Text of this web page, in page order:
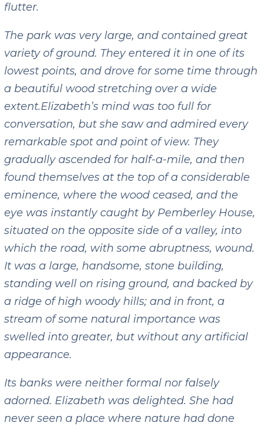
flutter.
The park was very large, and contained great
variety of ground. They entered it in one of its
lowest points, and drove for some time through
a beautiful wood stretching over a wide
extent.Elizabeth’s mind was too full for
conversation, but she saw and admired every
remarkable spot and point of view. They
gradually ascended for half-a-mile, and then
found themselves at the top of a considerable
eminence, where the wood ceased, and the
eye was instantly caught by Pemberley House,
situated on the opposite side of a valley, into
which the road, with some abruptness, wound.
It was a large, handsome, stone building,
standing well on rising ground, and backed by
a ridge of high woody hills; and in front, a
stream of some natural importance was
swelled into greater, but without any artificial
appearance.
Its banks were neither formal nor falsely
adorned. Elizabeth was delighted. She had
never seen a place where nature had done